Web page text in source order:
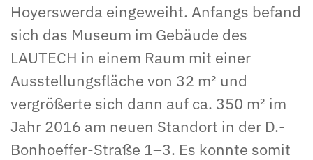
Hoyerswerda eingeweiht. Anfangs befand
sich das Museum im Gebäude des
LAUTECH in einem Raum mit einer
Ausstellungsfläche von 32 m² und
vergrößerte sich dann auf ca. 350 m² im
Jahr 2016 am neuen Standort in der D.-
Bonhoeffer-Straße 1–3. Es konnte somit